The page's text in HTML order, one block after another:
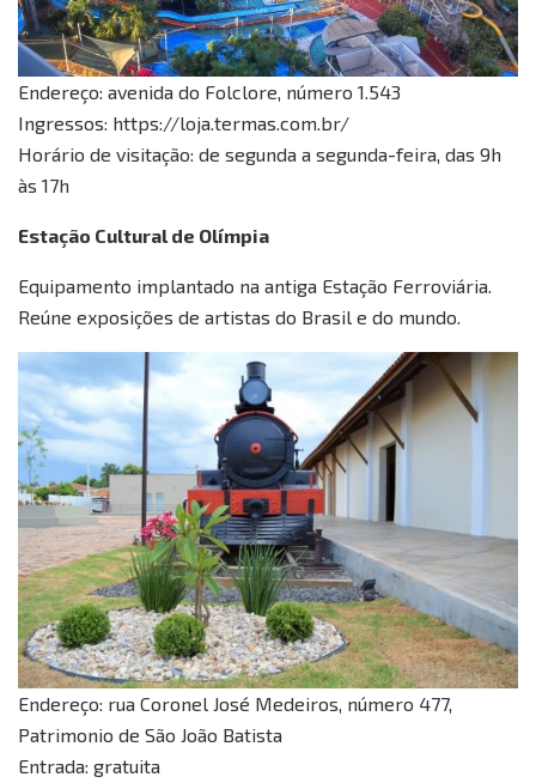
Endereço: avenida do Folclore, número 1.543
Ingressos: https://loja.termas.com.br/
Horário de visitação: de segunda a segunda-feira, das 9h
às 17h
Estação Cultural de Olímpia
Equipamento implantado na antiga Estação Ferroviária.
Reúne exposições de artistas do Brasil e do mundo.
Endereço: rua Coronel José Medeiros, número 477,
Patrimonio de São João Batista
Entrada: gratuita